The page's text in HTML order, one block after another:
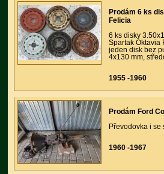
Prodám 6 ks
Felicia
6 ks disky
Spartak Oktavia
jeden disk bez
4x130 mm,
1955 -1960
Prodám Ford
Převodovka i
1960 -1967